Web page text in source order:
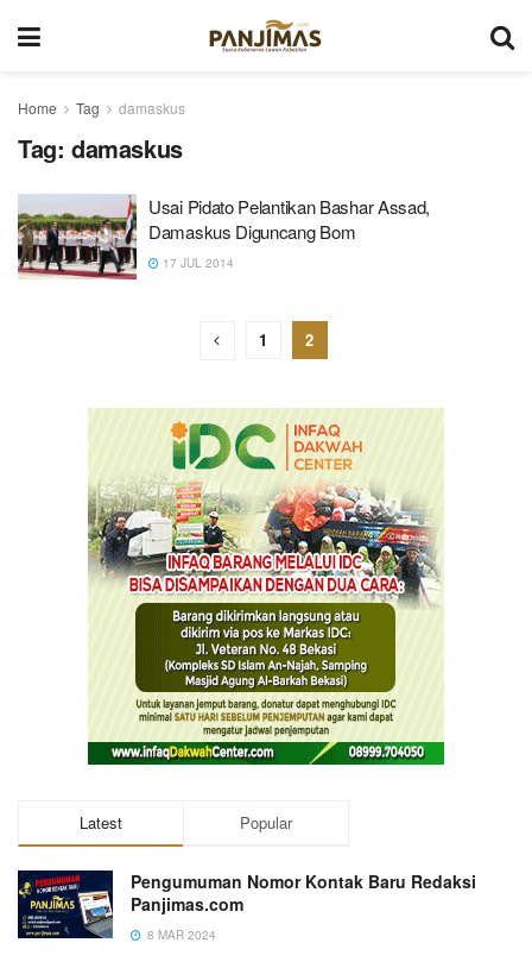
Home Tag damaskus
Tag: damaskus
Usai Pidato Pelantikan Bashar Assad,
Damaskus Diguncang Bom
17 JUL 2014
1 2
Latest Popular
Pengumuman Nomor Kontak Baru Redaksi
Panjimas.com
8 MAR 2024